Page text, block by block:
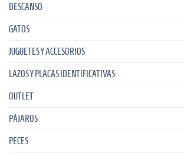
DESCANSO
GATOS
JUGUETES Y ACCESORIOS
LAZOS Y PLACAS IDENTIFICATIVAS
OUTLET
PÁJAROS
PECES